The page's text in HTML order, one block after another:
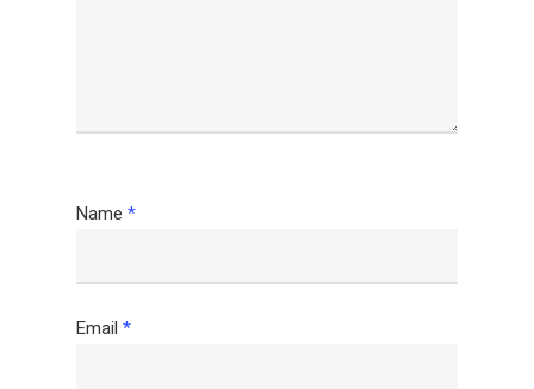
Name *
Email *